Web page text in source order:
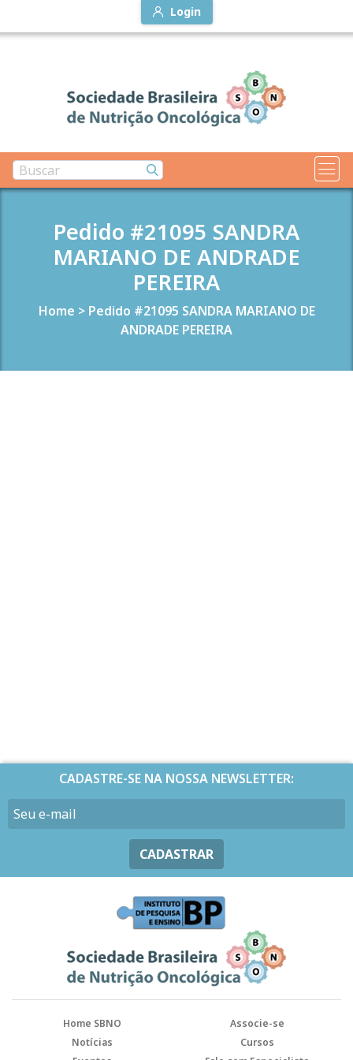
Login
Pedido #21095 SANDRA
MARIANO DE ANDRADE
PEREIRA
Home > Pedido #21095 SANDRA MARIANO DE
ANDRADE PEREIRA
CADASTRE-SE NA NOSSA NEWSLETTER:
CADASTRAR
Home SBNO
Associe-se
Notícias
Cursos